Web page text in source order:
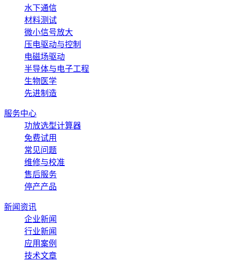
水下通信
材料测试
微小信号放大
压电驱动与控制
电磁场驱动
半导体与电子工程
生物医学
先进制造
服务中心
功放选型计算器
免费试用
常见问题
维修与校准
售后服务
停产产品
新闻资讯
企业新闻
行业新闻
应用案例
技术文章